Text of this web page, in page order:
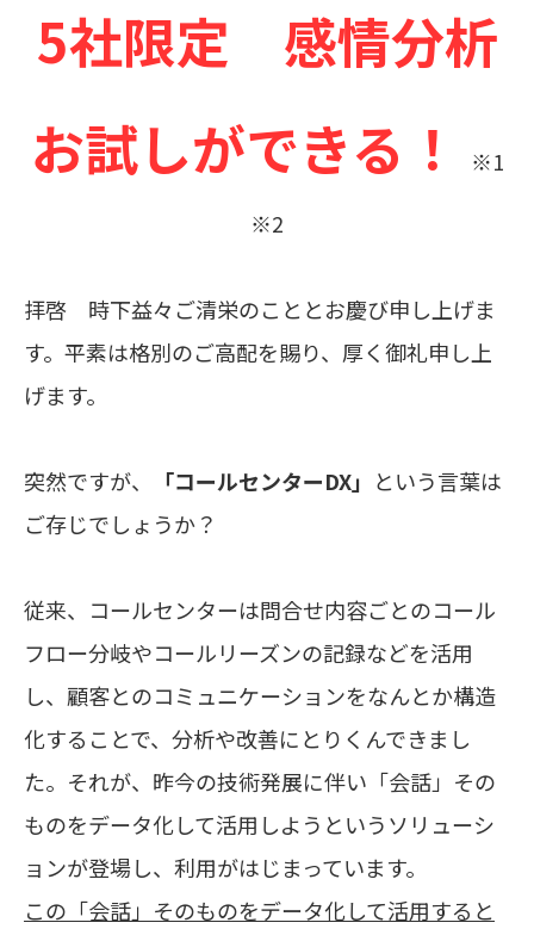
5社限定 感情分析
お試しができる！
※1
※2
拝啓 時下益々ご清栄のこととお慶び申し上げま
す。平素は格別のご高配を賜り、厚く御礼申し上
げます。
突然ですが、 「コールセンターDX」 という言葉は
ご存じでしょうか？
従来、コールセンターは問合せ内容ごとのコール
フロー分岐やコールリーズンの記録などを活用
し、顧客とのコミュニケーションをなんとか構造
化することで、分析や改善にとりくんできまし
た。それが、昨今の技術発展に伴い「会話」その
ものをデータ化して活用しようというソリューシ
ョンが登場し、利用がはじまっています。
この「会話」そのものをデータ化して活用すると